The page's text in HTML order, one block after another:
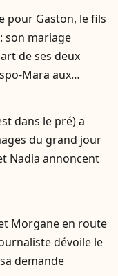
pour Gaston, le fils
son mariage
de ses deux
Mara aux
dans le pré) a
du grand jour
Nadia annoncent
Morgane en route
dévoile le
demande